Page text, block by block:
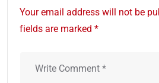
Your email address will not be
fields are marked *